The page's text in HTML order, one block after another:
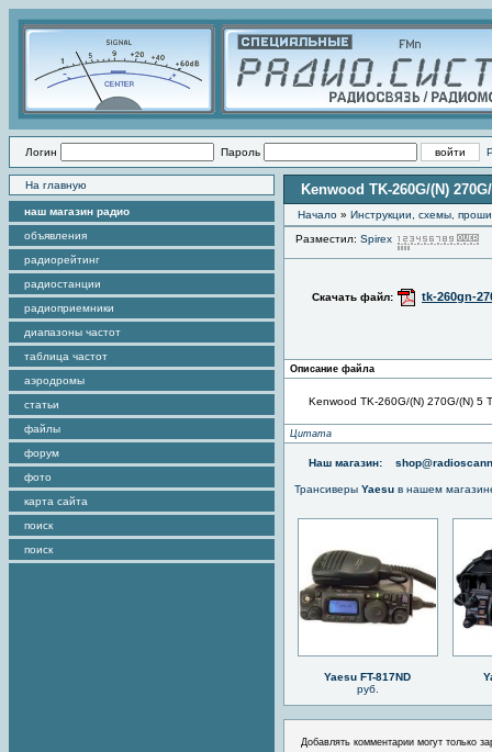
Логин Пароль
На главную
наш магазин радио
объявления
радиорейтинг
радиостанции
радиоприемники
диапазоны частот
таблица частот
аэродромы
статьи
файлы
форум
фото
карта сайта
поиск
поиск
Kenwood TK-260G/(N)
Начало » Инструкции, схемы,
Разместил: Spirex
Скачать файл: tk-260gn-
Описание файла
Kenwood TK-260G/(N) 270G/(N) 5
Цитата
Наш магазин:
Трансиверы Yaesu в нашем
Yaesu FT-817ND
руб.
Добавлять комментарии могут только